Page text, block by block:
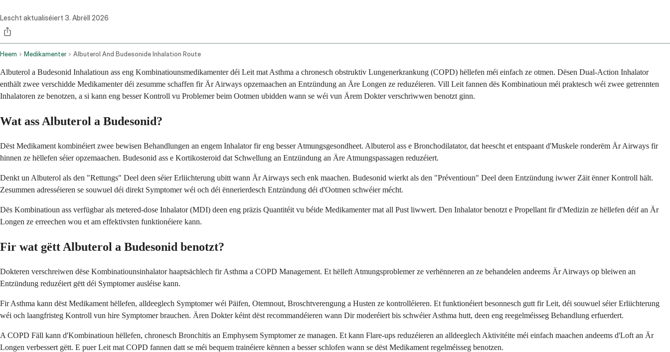
Lescht aktualiséiert 3. Abrëll 2026
Heem Medikamenter Albuterol And Budesonide Inhalation Route
Albuterol a Budesonid Inhalatioun ass eng Kombinatiounsmedikamenter déi Leit mat Asthma a chronesch obstruktiv Lungenerkrankung (COPD) hëllefen méi einfach ze otmen. Dësen Dual-Action Inhalator
enthält zwee verschidde Medikamenter déi zesumme schaffen fir Är Airways opzemaachen an Entzündung an Äre Longen ze reduzéieren. Vill Leit fannen dës Kombinatioun méi praktesch wéi zwee getrennten
Inhalatoren ze benotzen, a si kann eng besser Kontroll vu Problemer beim Ootmen ubidden wann se wéi vun Ärem Dokter verschriwwen benotzt ginn.
Wat ass Albuterol a Budesonid?
Dëst Medikament kombinéiert zwee bewisen Behandlungen an engem Inhalator fir eng besser Atmungsgesondheet. Albuterol ass e Bronchodilatator, dat heescht et entspaant d'Muskele ronderëm Är Airways fir
hinnen ze hëllefen séier opzemaachen. Budesonid ass e Kortikosteroid dat Schwellung an Entzündung an Äre Atmungspassagen reduzéiert.
Denkt un Albuterol als den "Rettungs" Deel deen séier Erliichterung ubitt wann Är Airways sech enk maachen. Budesonid wierkt als den "Préventioun" Deel deen Entzündung iwwer Zäit ënner Kontroll hält.
Zesummen adresséieren se souwuel déi direkt Symptomer wéi och déi ënnerierdesch Entzündung déi d'Ootmen schwéier mécht.
Dës Kombinatioun ass verfügbar als metered-dose Inhalator (MDI) deen eng präzis Quantitéit vu béide Medikamenter mat all Pust liwwert. Den Inhalator benotzt e Propellant fir d'Medizin ze hëllefen déif an Är
Longen ze erreechen wou et am effektivsten funktionéiere kann.
Fir wat gëtt Albuterol a Budesonid benotzt?
Dokteren verschreiwen dëse Kombinatiounsinhalator haaptsächlech fir Asthma a COPD Management. Et hëlleft Atmungsproblemer ze verhënneren an ze behandelen andeems Är Airways op bleiwen an
Entzündung reduzéiert gëtt déi Symptomer ausléise kann.
Fir Asthma kann dëst Medikament hëllefen, alldeeglech Symptomer wéi Päifen, Otemnout, Broschtverengung a Husten ze kontrolléieren. Et funktionéiert besonnesch gutt fir Leit, déi souwuel séier Erliichterung
wéi och laangfristeg Kontroll vun hire Symptomer brauchen. Ären Dokter kéint dëst recommandéieren wann Dir moderéiert bis schwéier Asthma hutt, deen eng reegelméisseg Behandlung erfuerdert.
A COPD Fäll kann d'Kombinatioun hëllefen, chronesch Bronchitis an Emphysem Symptomer ze managen. Et kann Flare-ups reduzéieren an alldeeglech Aktivitéite méi einfach maachen andeems d'Loft an Är
Longen verbessert gëtt. E puer Leit mat COPD fannen datt se méi bequem trainéiere kënnen a besser schlofen wann se dëst Medikament regelméisseg benotzen.